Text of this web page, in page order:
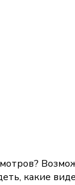
какие